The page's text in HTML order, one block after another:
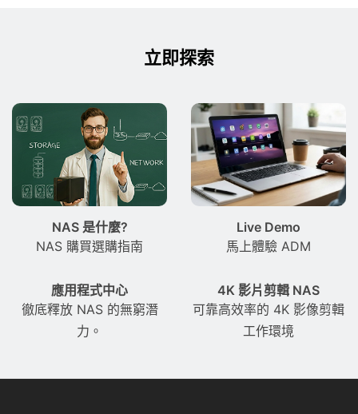
立即探索
NAS 是什麼?
NAS 購買選購指南
Live Demo
馬上體驗 ADM
應用程式中心
徹底釋放 NAS 的無窮潛
力。
4K 影片剪輯 NAS
可靠高效率的 4K 影像剪輯
工作環境